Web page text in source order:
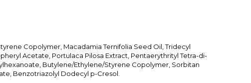
Copolymer, Macadamia Ternifolia Seed Oil, Tridecyl
Acetate, Portulaca Pilosa Extract, Pentaerythrityl Tetra-di-
Butylene/Ethylene/Styrene Copolymer, Sorbitan
Benzotriazolyl Dodecyl p-Cresol.